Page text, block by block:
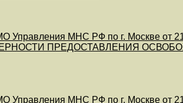
Управления МНС РФ по г. Москве
ПРЕДОСТАВЛЕНИЯ
Управления МНС РФ по г. Москве